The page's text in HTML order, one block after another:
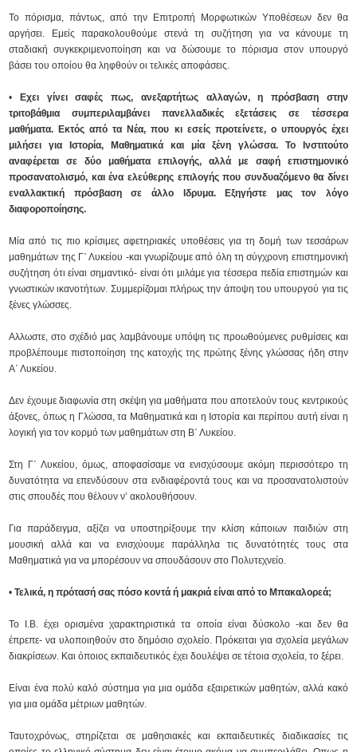
Το πόρισμα, πάντως, από την Επιτροπή Μορφωτικών Υποθέσεων δεν θα
αργήσει. Εμείς παρακολουθούμε στενά τη συζήτηση για να κάνουμε τη
σταδιακή συγκεκριμενοποίηση και να δώσουμε το πόρισμα στον υπουργό
βάσει του οποίου θα ληφθούν οι τελικές αποφάσεις.
•
Εχει γίνει σαφές πως, ανεξαρτήτως αλλαγών, η πρόσβαση στην
τριτοβάθμια συμπεριλαμβάνει πανελλαδικές εξετάσεις σε τέσσερα
μαθήματα. Εκτός από τα Νέα, που κι εσείς προτείνετε, ο υπουργός έχει
μιλήσει για Ιστορία, Μαθηματικά και μία ξένη γλώσσα. Το Ινστιτούτο
αναφέρεται σε δύο μαθήματα επιλογής, αλλά με σαφή επιστημονικό
προσανατολισμό, και ένα ελεύθερης επιλογής που συνδυαζόμενο θα δίνει
εναλλακτική πρόσβαση σε άλλο Ιδρυμα. Εξηγήστε μας τον λόγο
διαφοροποίησης.
Μία από τις πιο κρίσιμες αφετηριακές υποθέσεις για τη δομή των τεσσάρων
μαθημάτων της Γ΄ Λυκείου -και γνωρίζουμε από όλη τη σύγχρονη επιστημονική
συζήτηση ότι είναι σημαντικό- είναι ότι μιλάμε για τέσσερα πεδία επιστημών και
γνωστικών ικανοτήτων. Συμμερίζομαι πλήρως την άποψη του υπουργού για τις
ξένες γλώσσες.
Αλλωστε, στο σχέδιό μας λαμβάνουμε υπόψη τις προωθούμενες ρυθμίσεις και
προβλέπουμε πιστοποίηση της κατοχής της πρώτης ξένης γλώσσας ήδη στην
Α΄ Λυκείου.
Δεν έχουμε διαφωνία στη σκέψη για μαθήματα που αποτελούν τους κεντρικούς
άξονες, όπως η Γλώσσα, τα Μαθηματικά και η Ιστορία και περίπου αυτή είναι η
λογική για τον κορμό των μαθημάτων στη Β΄ Λυκείου.
Στη Γ΄ Λυκείου, όμως, αποφασίσαμε να ενισχύσουμε ακόμη περισσότερο τη
δυνατότητα να επενδύσουν στα ενδιαφέροντά τους και να προσανατολιστούν
στις σπουδές που θέλουν ν’ ακολουθήσουν.
Για παράδειγμα, αξίζει να υποστηρίξουμε την κλίση κάποιων παιδιών στη
μουσική αλλά και να ενισχύουμε παράλληλα τις δυνατότητές τους στα
Μαθηματικά για να μπορέσουν να σπουδάσουν στο Πολυτεχνείο.
•Τελικά, η πρότασή σας πόσο κοντά ή μακριά είναι από το Μπακαλορεά;
Το Ι.Β. έχει ορισμένα χαρακτηριστικά τα οποία είναι δύσκολο -και δεν θα
έπρεπε- να υλοποιηθούν στο δημόσιο σχολείο. Πρόκειται για σχολεία μεγάλων
διακρίσεων. Και όποιος εκπαιδευτικός έχει δουλέψει σε τέτοια σχολεία, το ξέρει.
Είναι ένα πολύ καλό σύστημα για μια ομάδα εξαιρετικών μαθητών, αλλά κακό
για μια ομάδα μέτριων μαθητών.
Ταυτοχρόνως, στηρίζεται σε μαθησιακές και εκπαιδευτικές διαδικασίες τις